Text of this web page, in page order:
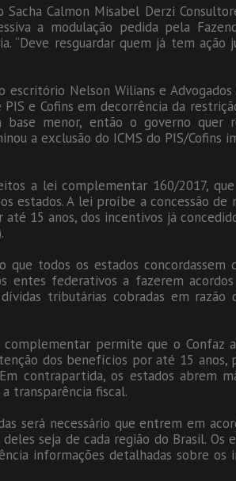
Calmon Misabel Derzi
a modulação pedida pela
“Deve resguardar quem já tem ação
Nelson Wilians e Advogados
e Cofins em decorrência da
menor, então o governo quer
a exclusão do ICMS do PIS/Cofins
a lei complementar 160/2017,
estados. A lei proíbe a concessão
15 anos, dos incentivos já
que todos os estados concordassem
entes federativos a fazerem
tributárias cobradas em
permite que o Confaz
dos benefícios por até 15 anos,
contrapartida, os estados abrem
transparência fiscal.
será necessário que entrem em
seja de cada região do Brasil. Os
informações detalhadas sobre os